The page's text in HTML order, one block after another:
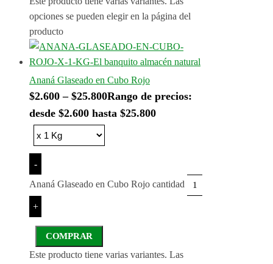
opciones se pueden elegir en la página del
producto
Ananá Glaseado en Cubo Rojo
$2.600 – $25.800Rango de precios:
desde $2.600 hasta $25.800
-
Ananá Glaseado en Cubo Rojo cantidad
+
COMPRAR
Este producto tiene varias variantes. Las